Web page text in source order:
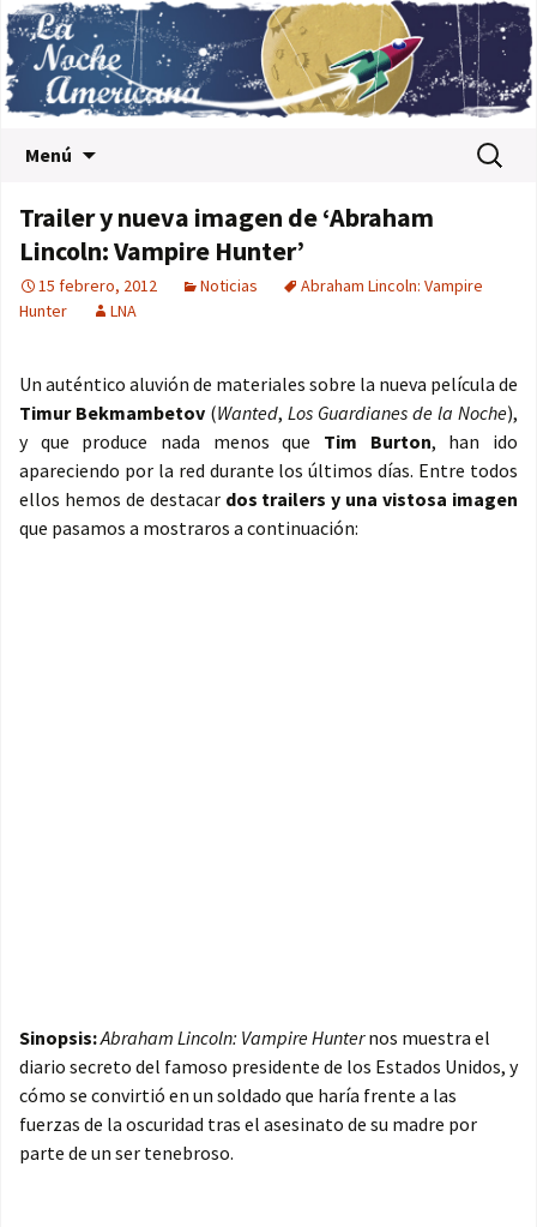
Menú Buscar:
Trailer y nueva imagen de ‘Abraham
Lincoln: Vampire Hunter’
15 febrero, 2012 Noticias
Abraham Lincoln: Vampire
Hunter
LNA
Un auténtico aluvión de materiales sobre la nueva película de
Timur Bekmambetov (Wanted, Los Guardianes de la Noche),
y que produce nada menos que Tim Burton, han ido
apareciendo por la red durante los últimos días. Entre todos
ellos hemos de destacar dos trailers y una vistosa imagen
que pasamos a mostraros a continuación:
Sinopsis:Abraham Lincoln: Vampire Hunternos muestra el
diario secreto del famoso presidente de los Estados Unidos, y
cómo se convirtió en un soldado que haría frente a las
fuerzas de la oscuridad tras el asesinato de su madre por
parte de un ser tenebroso.